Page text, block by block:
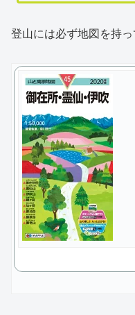
登山には必ず地図を持っ